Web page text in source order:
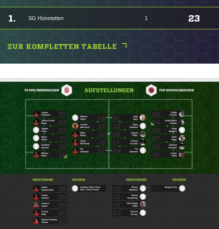
1. SG Hünstetten 1 23
ZUR KOMPLETTEN TABELLE